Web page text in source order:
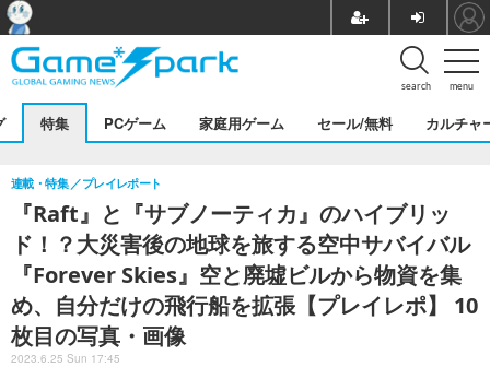
menu
search
特集 PCゲーム 家庭用ゲーム セール/無料 カルチャ
『Raft』と『サブノーティカ』のハイブリッ
ド！？大災害後の地球を旅する空中サバイバル
『Forever Skies』空と廃墟ビルから物資を集
め、自分だけの飛行船を拡張【プレイレポ】 10
枚目の写真・画像
連載・特集 プレイレポート
2023.6.25 Sun 17:45